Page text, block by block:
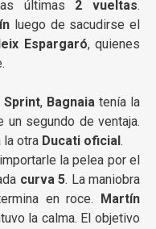
últimas 2 vueltas.
luego de sacudirse el
Espargaró, quienes
Sprint, Bagnaia tenía la
segundo de ventaja.
la otra Ducati oficial .
la pelea por el
curva 5. La maniobra
en roce.
Martín
la calma. El objetivo